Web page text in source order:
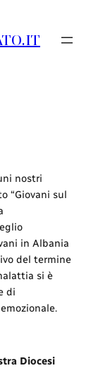
nostri
“Giovani sul
in Albania
del termine
si è
di
Diocesi